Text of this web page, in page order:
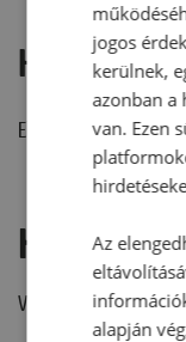
Ehhez a recepthez
Vélemény írásához,
jogos
kerülnek,
azonban a
van. Ezen
Az
alapján